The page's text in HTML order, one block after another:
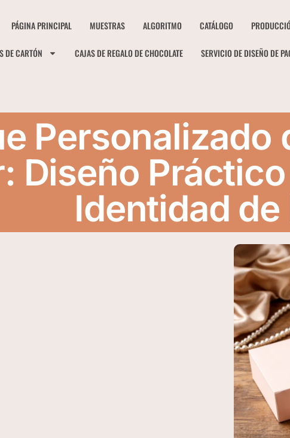
PÁGINA PRINCIPAL MUESTRAS ALGORITMO CATÁLOGO
DE CARTÓN CAJAS DE REGALO DE CHOCOLATE SERVICIO DE DISEÑO DE
Personalizado
Diseño
Identidad